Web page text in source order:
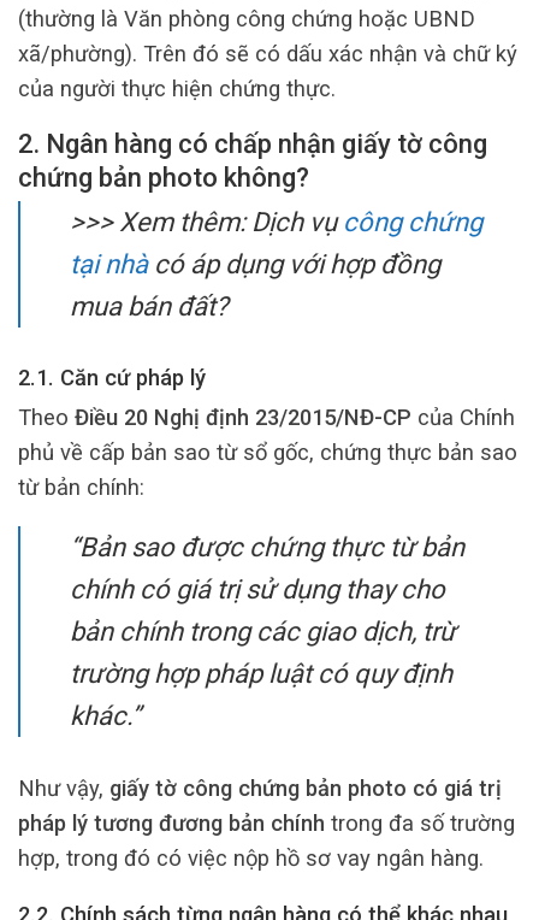
(thường là Văn phòng công chứng hoặc UBND
xã/phường). Trên đó sẽ có dấu xác nhận và chữ ký
của người thực hiện chứng thực.
2. Ngân hàng có chấp nhận giấy tờ công
chứng bản photo không?
>>> Xem thêm: Dịch vụ công chứng
tại nhàcó áp dụng với hợp đồng
mua bán đất?
2.1. Căn cứ pháp lý
Theo Điều 20 Nghị định 23/2015/NĐ-CP của Chính
phủ về cấp bản sao từ sổ gốc, chứng thực bản sao
từ bản chính:
“Bản sao được chứng thực từ bản
chính có giá trị sử dụng thay cho
bản chính trong các giao dịch, trừ
trường hợp pháp luật có quy định
khác.”
Như vậy, giấy tờ công chứng bản photo có giá trị
pháp lý tương đương bản chính trong đa số trường
hợp, trong đó có việc nộp hồ sơ vay ngân hàng.
2.2. Chính sách từng ngân hàng có thể khác nhau